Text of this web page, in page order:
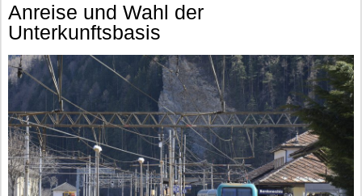
Anreise und Wahl der
Unterkunftsbasis